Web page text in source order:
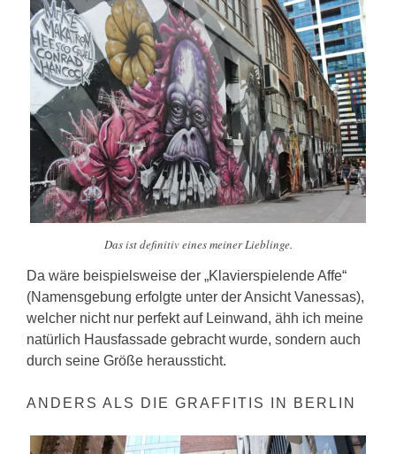
Das ist definitiv eines meiner Lieblinge.
Da wäre beispielsweise der „Klavierspielende Affe“
(Namensgebung erfolgte unter der Ansicht Vanessas),
welcher nicht nur perfekt auf Leinwand, ähh ich meine
natürlich Hausfassade gebracht wurde, sondern auch
durch seine Größe heraussticht.
ANDERS ALS DIE GRAFFITIS IN BERLIN